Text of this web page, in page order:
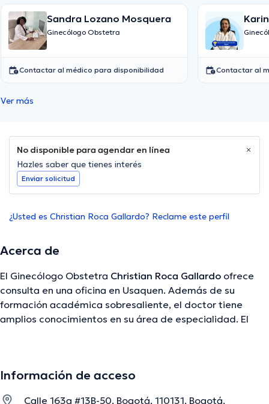
Sandra Lozano Mosquera
Ginecólogo Obstetra
Contactar al médico para disponibilidad Contactar al
Ver más
No disponible para agendar en línea
Hazles saber que tienes interés
Enviar solicitud
¿Usted es Christian Roca Gallardo? Reclame este perfil
Acerca de
El Ginecólogo Obstetra Christian Roca Gallardo ofrece
consulta en una oficina en Usaquen. Además de su
formación académica sobresaliente, el doctor tiene
amplios conocimientos en su área de especialidad. El
la Asociación Bogotana de Obstetricia y Ginecología,
Información de acceso
Calle 163a #13B-50, Bogotá, 110131, Bogotá,